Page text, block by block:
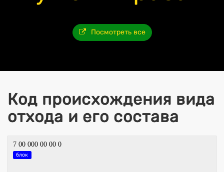
Посмотреть все
Код происхождения вида
отхода и его состава
7 00 000 00 00 0
блок